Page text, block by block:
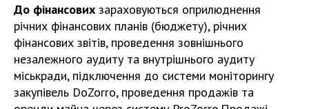
До фінансових зараховуються оприлюднення
річних фінансових планів (бюджету), річних
фінансових звітів, проведення зовнішнього
незалежного аудиту та внутрішнього аудиту
міськради, підключення до системи моніторингу
закупівель DoZorro, проведення продажів та